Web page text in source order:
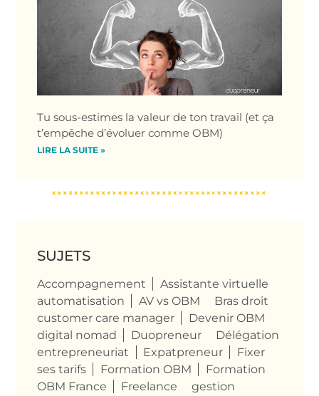
Tu sous-estimes la valeur de ton travail (et ça
t’empêche d’évoluer comme OBM)
LIRE LA SUITE »
SUJETS
Accompagnement
Assistante virtuelle
automatisation
AV vs OBM
Bras droit
customer care manager
Devenir OBM
digital nomad
Duopreneur
Délégation
entrepreneuriat
Expatpreneur
Fixer
ses tarifs
Formation OBM
Formation
OBM France
Freelance
gestion